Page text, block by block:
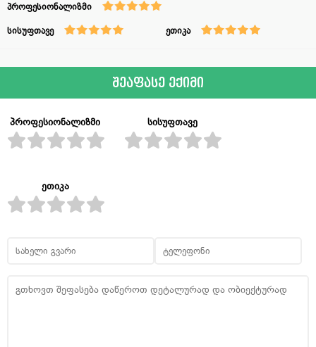
პროფესიონალიზმი
სისუფთავე ეთიკა
შეაფასე ექიმი
პროფესიონალიზმი სისუფთავე
ეთიკა